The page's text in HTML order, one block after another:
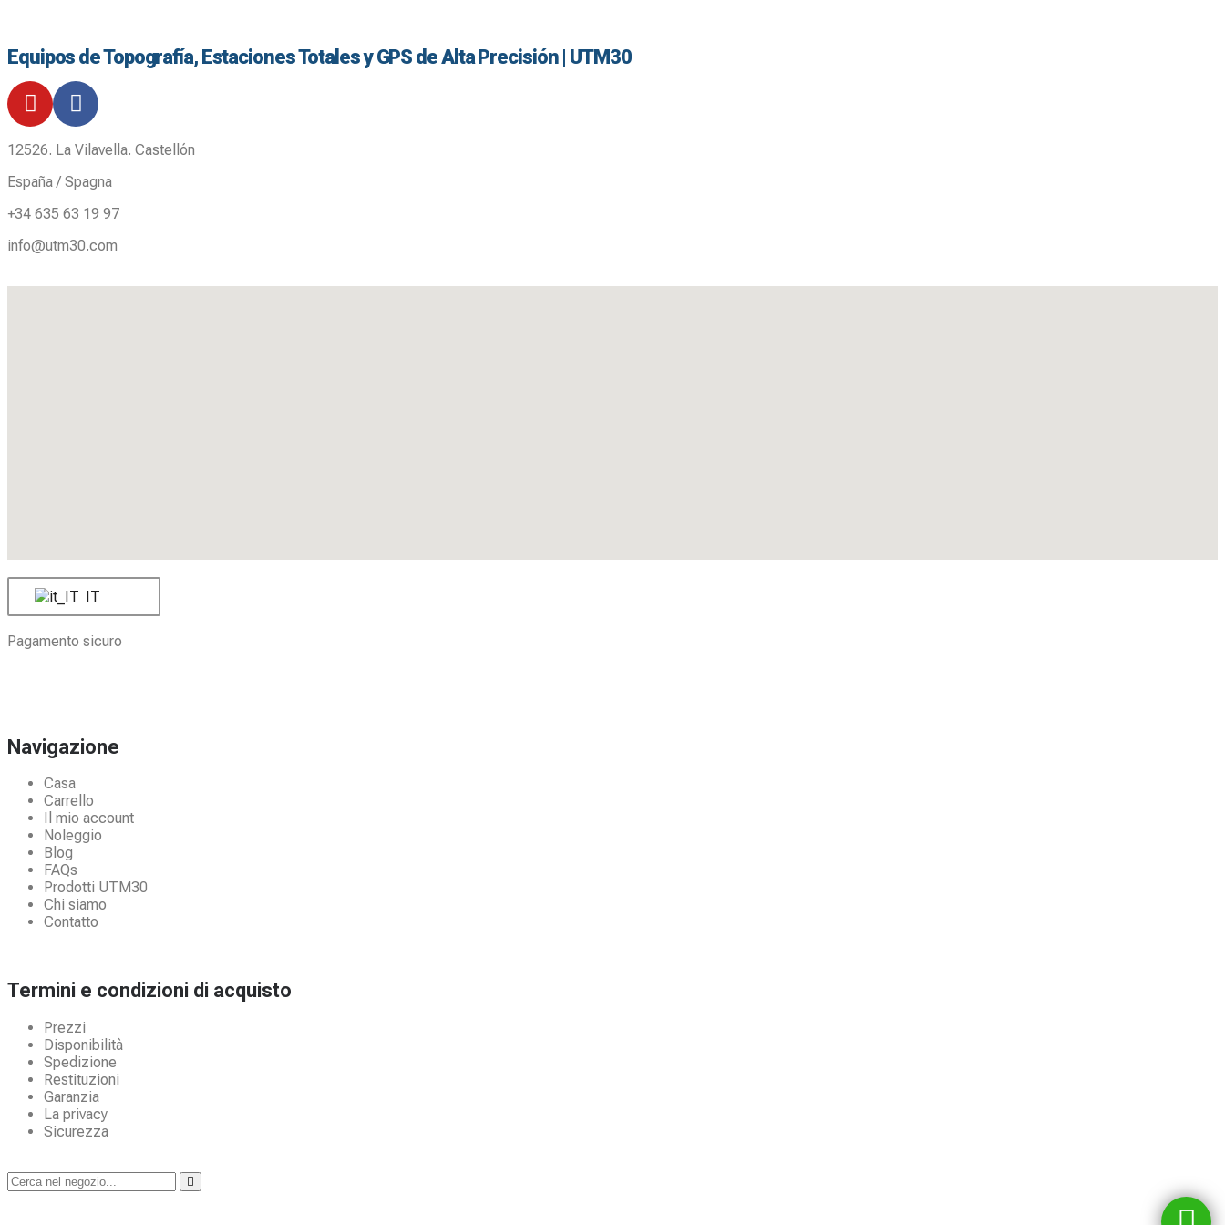
Equipos de Topografía, Estaciones Totales y GPS de Alta Precisión | UTM30
12526. La Vilavella. Castellón
España / Spagna
+34 635 63 19 97
info@utm30.com
IT
Pagamento sicuro
Navigazione
Casa
Carrello
Il mio account
Noleggio
Blog
FAQs
Prodotti UTM30
Chi siamo
Contatto
Termini e condizioni di acquisto
Prezzi
Disponibilità
Spedizione
Restituzioni
Garanzia
La privacy
Sicurezza